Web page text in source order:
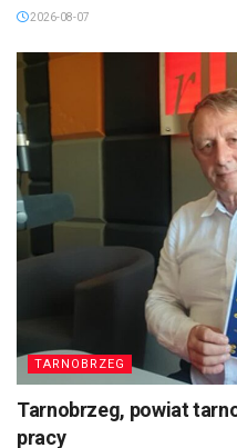
2026-08-07
TARNOBRZEG
Tarnobrzeg, powiat
pracy